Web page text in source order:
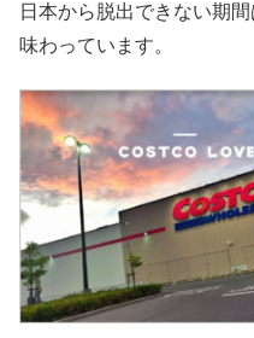
日本から脱出できない期間
味わっています。